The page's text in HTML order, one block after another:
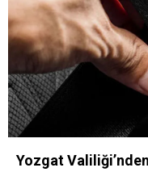
Yozgat